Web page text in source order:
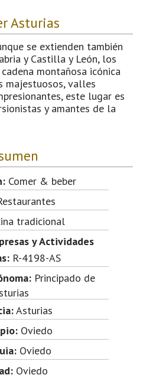
Asturias
se extienden también
y Castilla y León, los
montañosa icónica
majestuosos, valles
este lugar es
y amantes de la
Comer & beber
tradicional
y Actividades
R-4198-AS
Principado de
Asturias
Oviedo
Oviedo
Oviedo